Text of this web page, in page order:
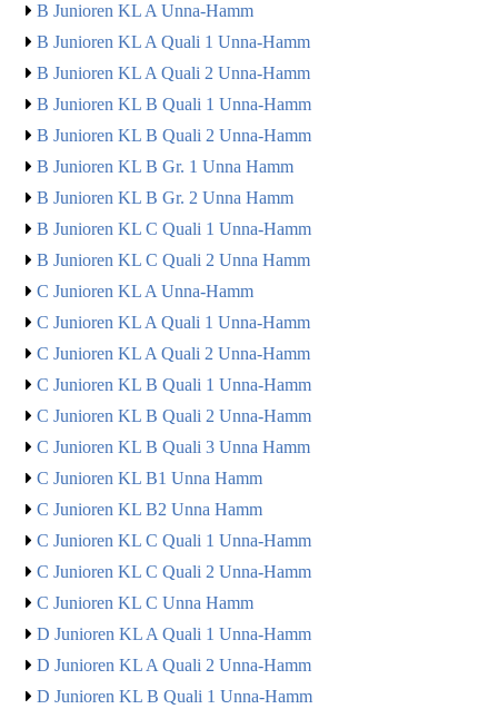
B Junioren KL A Unna-Hamm
B Junioren KL A Quali 1 Unna-Hamm
B Junioren KL A Quali 2 Unna-Hamm
B Junioren KL B Quali 1 Unna-Hamm
B Junioren KL B Quali 2 Unna-Hamm
B Junioren KL B Gr. 1 Unna Hamm
B Junioren KL B Gr. 2 Unna Hamm
B Junioren KL C Quali 1 Unna-Hamm
B Junioren KL C Quali 2 Unna Hamm
C Junioren KL A Unna-Hamm
C Junioren KL A Quali 1 Unna-Hamm
C Junioren KL A Quali 2 Unna-Hamm
C Junioren KL B Quali 1 Unna-Hamm
C Junioren KL B Quali 2 Unna-Hamm
C Junioren KL B Quali 3 Unna Hamm
C Junioren KL B1 Unna Hamm
C Junioren KL B2 Unna Hamm
C Junioren KL C Quali 1 Unna-Hamm
C Junioren KL C Quali 2 Unna-Hamm
C Junioren KL C Unna Hamm
D Junioren KL A Quali 1 Unna-Hamm
D Junioren KL A Quali 2 Unna-Hamm
D Junioren KL B Quali 1 Unna-Hamm